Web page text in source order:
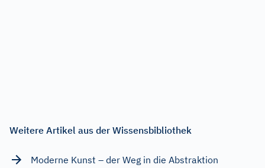
Weitere Artikel aus der Wissensbibliothek
Moderne Kunst – der Weg in die Abstraktion